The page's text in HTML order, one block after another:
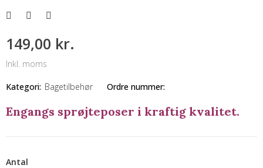
149,00 kr.
Inkl. moms
Kategori: Bagetilbehør Ordre nummer:
Engangs sprøjteposer i kraftig kvalitet.
Antal